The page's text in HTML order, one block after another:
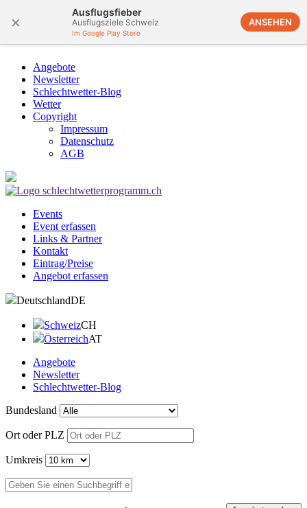
× Ausflugsfieber
Ausflugsziele Schweiz
Im Google Play Store
ANSEHEN
Angebote
Newsletter
Schlechtwetter-Blog
Wetter
Copyright
Impressum
Datenschutz
AGB
Events
Event erfassen
Links & Partner
Kontakt
Eintrag/Preise
Angebot erfassen
DeutschlandDE
SchweizCH
ÖsterreichAT
Angebote
Newsletter
Schlechtwetter-Blog
Bundesland
Ort oder PLZ
Umkreis